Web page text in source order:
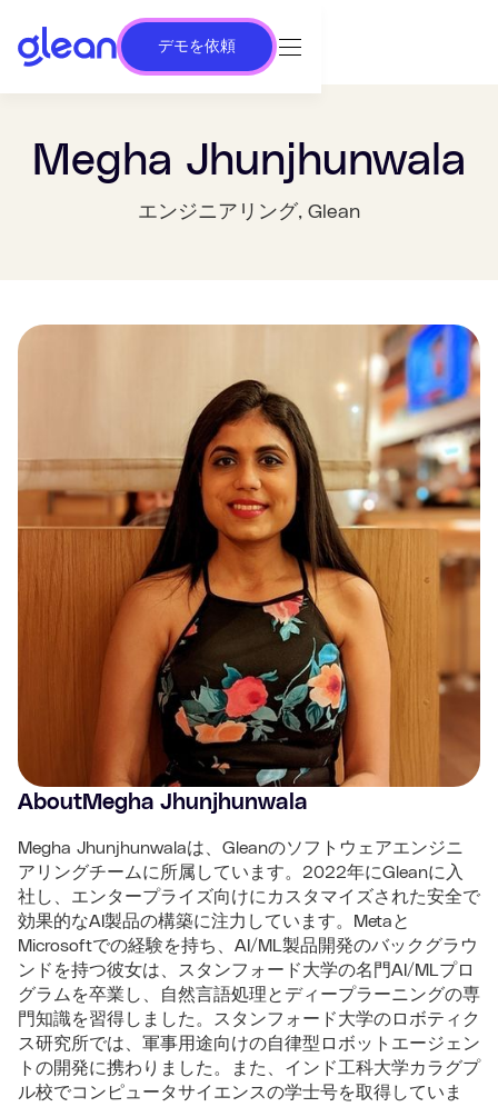
デモを依頼
Megha Jhunjhunwala
エンジニアリング, Glean
AboutMegha Jhunjhunwala
Megha Jhunjhunwalaは、Gleanのソフトウェアエンジニ
アリングチームに所属しています。2022年にGleanに入
社し、エンタープライズ向けにカスタマイズされた安全で
効果的なAI製品の構築に注力しています。Metaと
Microsoftでの経験を持ち、AI/ML製品開発のバックグラウ
ンドを持つ彼女は、スタンフォード大学の名門AI/MLプロ
グラムを卒業し、自然言語処理とディープラーニングの専
門知識を習得しました。スタンフォード大学のロボティク
ス研究所では、軍事用途向けの自律型ロボットエージェン
トの開発に携わりました。また、インド工科大学カラグプ
ル校でコンピュータサイエンスの学士号を取得していま